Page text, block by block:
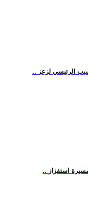
الرئيسي لزعز
استفزاز